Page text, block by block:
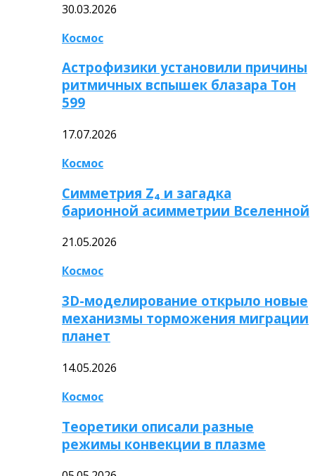
30.03.2026
Космос
Астрофизики установили причины
ритмичных вспышек блазара Тон
599
17.07.2026
Космос
Симметрия Z₄ и загадка
барионной асимметрии Вселенной
21.05.2026
Космос
3D-моделирование открыло новые
механизмы торможения миграции
планет
14.05.2026
Космос
Теоретики описали разные
режимы конвекции в плазме